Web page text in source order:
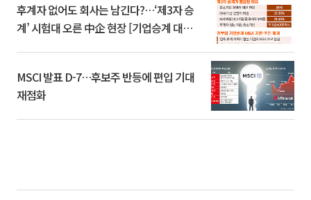
후계자 없어도 회사는 남긴다?…‘제3자 승
계’ 시험대 오른 中企 현장 [기업승계 대전
MSCI 발표 D-7…후보주 반등에 편입 기대
재점화